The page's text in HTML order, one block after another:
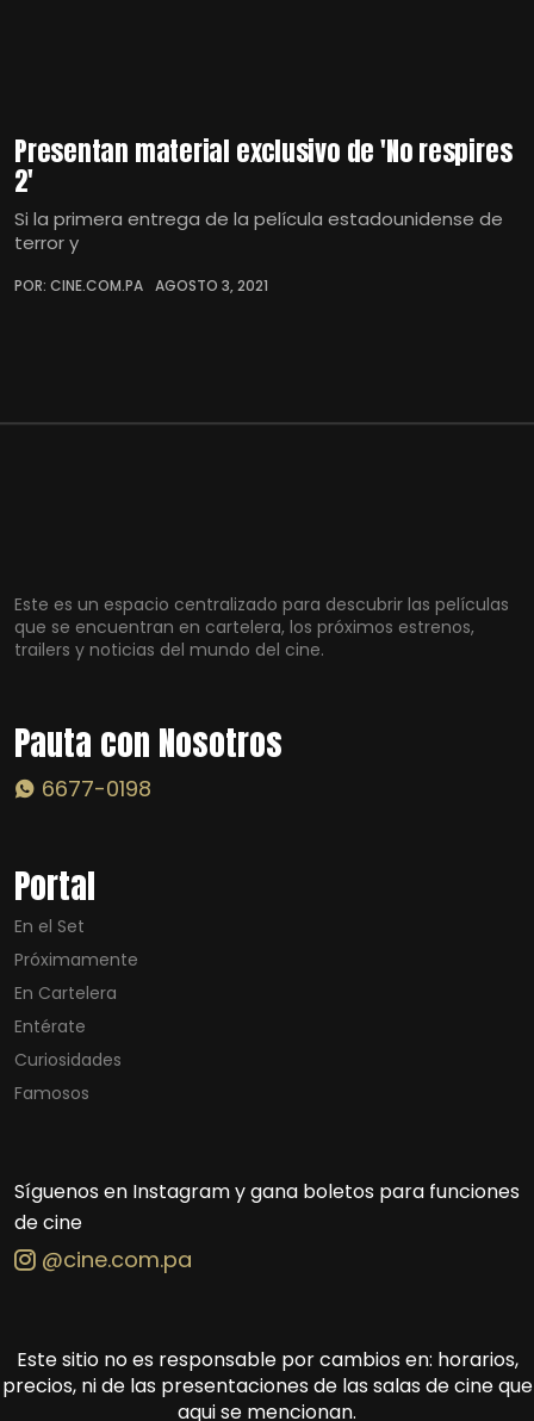
Presentan material exclusivo de 'No respires
2'
Si la primera entrega de la película estadounidense de
terror y
POR: CINE.COM.PA AGOSTO 3, 2021
Este es un espacio centralizado para descubrir las películas
que se encuentran en cartelera, los próximos estrenos,
trailers y noticias del mundo del cine.
Pauta con Nosotros
6677-0198
Portal
En el Set
Próximamente
En Cartelera
Entérate
Curiosidades
Famosos
Síguenos en Instagram y gana boletos para funciones
de cine
@cine.com.pa
Este sitio no es responsable por cambios en: horarios,
precios, ni de las presentaciones de las salas de cine que
aqui se mencionan.